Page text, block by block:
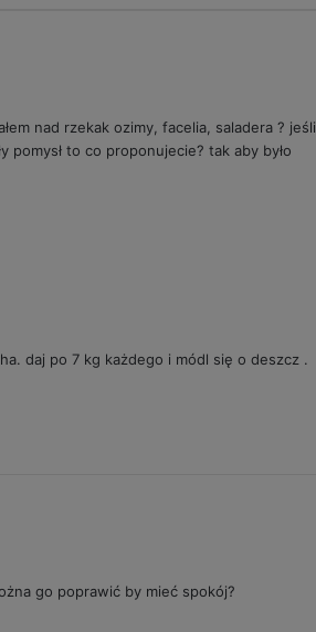
nad rzekak ozimy, facelia, saladera ? jeśli
to co proponujecie? tak aby było
daj po 7 kg każdego i módl się o deszcz .
go poprawić by mieć spokój?